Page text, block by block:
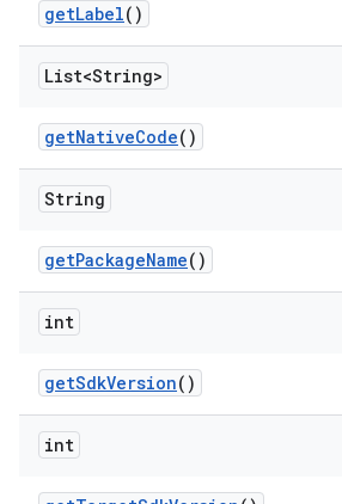
getLabel()
List<String>
getNativeCode()
String
getPackageName()
int
getSdkVersion()
int